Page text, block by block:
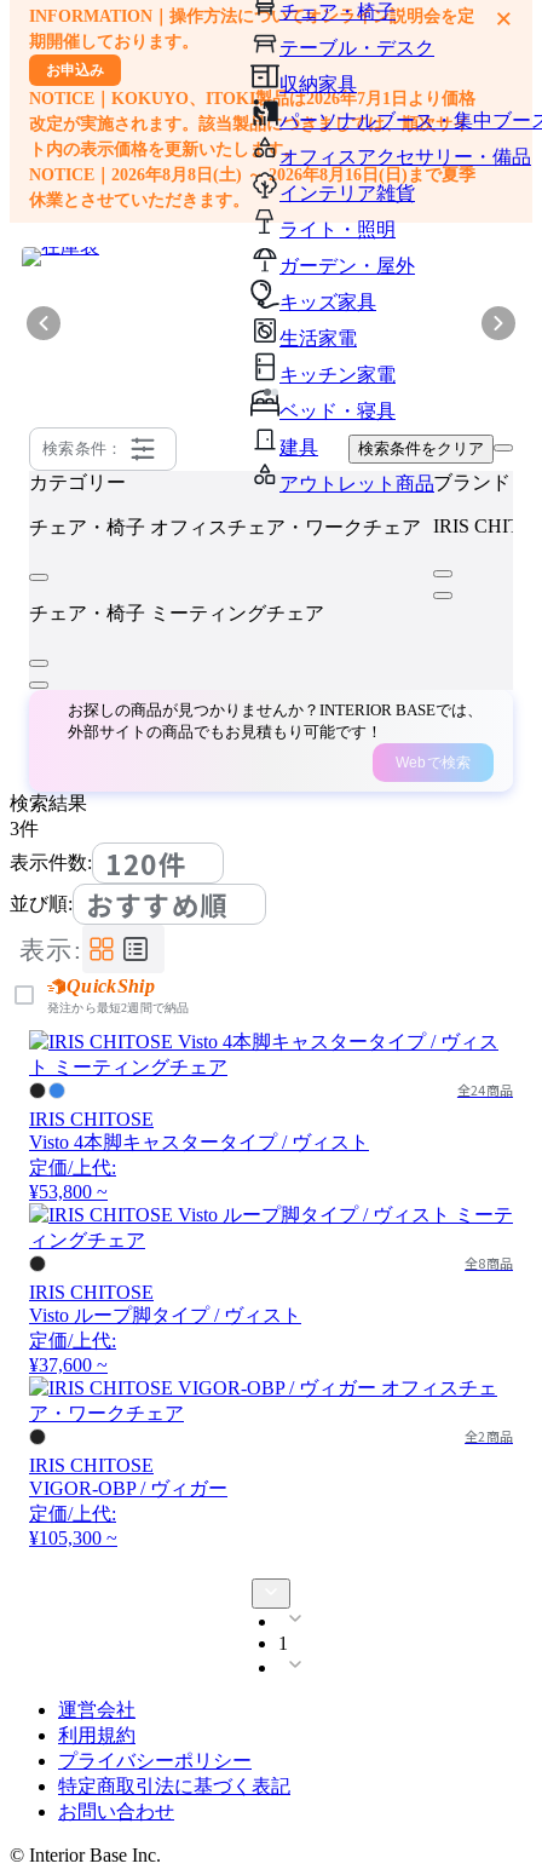
チェア・椅子
テーブル・デスク
収納家具
パーソナルブース・集中ブー
オフィスアクセサリー・備品
インテリア雑貨
ライト・照明
ガーデン・屋外
キッズ家具
生活家電
キッチン家電
ベッド・寝具
建具
アウトレット商品
他のサイトで見つけた商品ページのURLを貼り付けて、カートに追加できます
INFORMATION｜操作方法についてオンライン説明会を定
期開催しております。
お申込み
NOTICE｜KOKUYO、ITOKI製品は2026年7月1日より価格
改定が実施されます。該当製品につきましては、順次サイ
ト内の表示価格を更新いたします。
NOTICE｜2026年8月8日(土) ～ 2026年8月16日(日)まで夏季
休業とさせていただきます。
×
検索条件： 検索条件をクリア
カテゴリー
チェア・椅子 オフィスチェア・ワークチェア
チェア・椅子 ミーティングチェア
ブランド
IRIS
お探しの商品が見つかりませんか？INTERIOR BASEでは、
外部サイトの商品でもお見積もり可能です！
Webで検索
検索結果
3件
表示件数:
120件
並び順: おすすめ順
表示:
QuickShip
発注から最短2週間で納品
全24商品
IRIS CHITOSE
Visto 4本脚キャスタータイプ / ヴィスト
定価/上代:
¥53,800 ~
全8商品
IRIS CHITOSE
Visto ループ脚タイプ / ヴィスト
定価/上代:
¥37,600 ~
全2商品
IRIS CHITOSE
VIGOR-OBP / ヴィガー
定価/上代:
¥105,300 ~
1
運営会社
利用規約
プライバシーポリシー
特定商取引法に基づく表記
お問い合わせ
© Interior Base Inc.